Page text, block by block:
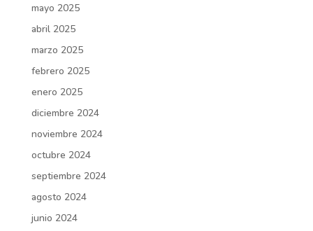
mayo 2025
abril 2025
marzo 2025
febrero 2025
enero 2025
diciembre 2024
noviembre 2024
octubre 2024
septiembre 2024
agosto 2024
junio 2024